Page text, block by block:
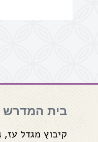
בית המדרש
קיבוץ מגדל עז,